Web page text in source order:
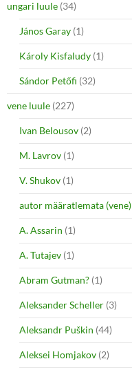
ungari luule (34)
János Garay (1)
Károly Kisfaludy (1)
Sándor Petőfi (32)
vene luule (227)
Ivan Belousov (2)
M. Lavrov (1)
V. Shukov (1)
autor määratlemata (vene)
A. Assarin (1)
A. Tutajev (1)
Abram Gutman? (1)
Aleksander Scheller (3)
Aleksandr Puškin (44)
Aleksei Homjakov (2)